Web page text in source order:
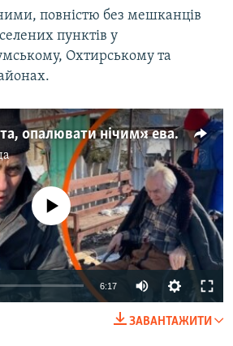
повністю без мешканців
пунктів у
Охтирському та
«Дірок повна хата, опалювати нічим»: евакуація із села біля Часового Яру
source currently available
6:17
ЗАВАНТАЖИТИ